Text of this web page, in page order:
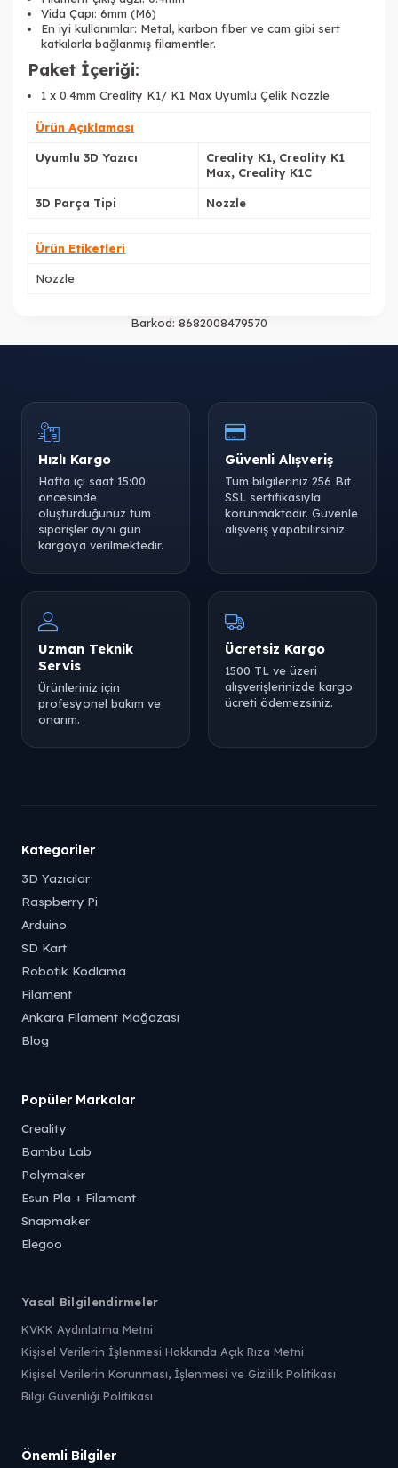
Vida Çapı: 6mm (M6)
En iyi kullanımlar: Metal, karbon fiber ve cam gibi sert
katkılarla bağlanmış filamentler.
Paket İçeriği:
1 x 0.4mm Creality K1/ K1 Max Uyumlu Çelik Nozzle
Ürün Açıklaması
Uyumlu 3D Yazıcı
Creality K1, Creality K1
Max, Creality K1C
3D Parça Tipi Nozzle
Ürün Etiketleri
Nozzle
Barkod: 8682008479570
Hızlı Kargo
Hafta içi saat 15:00
öncesinde
oluşturduğunuz tüm
siparişler aynı gün
kargoya verilmektedir.
Güvenli Alışveriş
Tüm bilgileriniz 256 Bit
SSL sertifikasıyla
korunmaktadır. Güvenle
alışveriş yapabilirsiniz.
Uzman Teknik
Servis
Ürünleriniz için
profesyonel bakım ve
onarım.
Ücretsiz Kargo
1500 TL ve üzeri
alışverişlerinizde kargo
ücreti ödemezsiniz.
Kategoriler
3D Yazıcılar
Raspberry Pi
Arduino
SD Kart
Robotik Kodlama
Filament
Ankara Filament Mağazası
Blog
Popüler Markalar
Creality
Bambu Lab
Polymaker
Esun Pla + Filament
Snapmaker
Elegoo
Yasal Bilgilendirmeler
KVKK Aydınlatma Metni
Kişisel Verilerin İşlenmesi Hakkında Açık Rıza Metni
Kişisel Verilerin Korunması, İşlenmesi ve Gizlilik Politikası
Bilgi Güvenliği Politikası
Önemli Bilgiler